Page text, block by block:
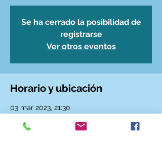
Se ha cerrado la posibilidad de
registrarse
Ver otros eventos
Horario y ubicación
03 mar 2023, 21:30
28005 Madrid, España